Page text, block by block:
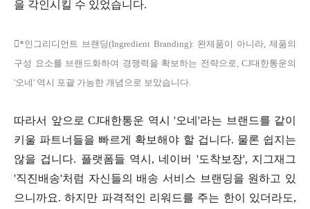
을 각인시킬 수 있었습니다.
 *인그리디언트 브랜딩(Ingredient Branding): 완제품이 아니라, 제품의
구성 요소를 브랜드화하여 경쟁력을 확보하는 전략으로, CJ대한통운의
'오네' 역시 포괄 가능한 개념으로 보았습니다.
따라서 앞으로 CJ대한통운 역시 '오네'라는 브랜드를 같이
키울 파트너들을 빠르게 확보해야 할 겁니다. 물론 쉽지는
않을 겁니다. 플랫폼들 역시, 네이버 '도착보장', 지그재그
'직진배송'처럼 자신들의 배송 서비스 브랜딩을 원하고 있
으니까요. 하지만 파격적인 리워드를 주는 한이 있더라도,